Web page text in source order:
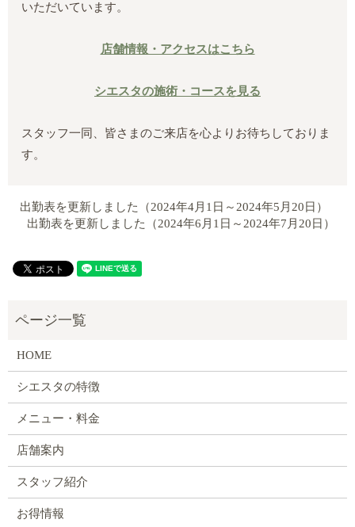
いただいています。
店舗情報・アクセスはこちら
シエスタの施術・コースを見る
スタッフ一同、皆さまのご来店を心よりお待ちしておりま
す。
出勤表を更新しました（2024年4月1日～2024年5月20日）
出勤表を更新しました（2024年6月1日～2024年7月20日）
HOME
シエスタの特徴
メニュー・料金
店舗案内
スタッフ紹介
お得情報